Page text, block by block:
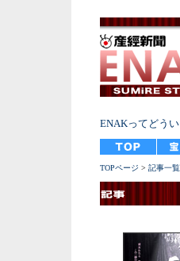
ENAKってどう
TOPページ > 記事一覧